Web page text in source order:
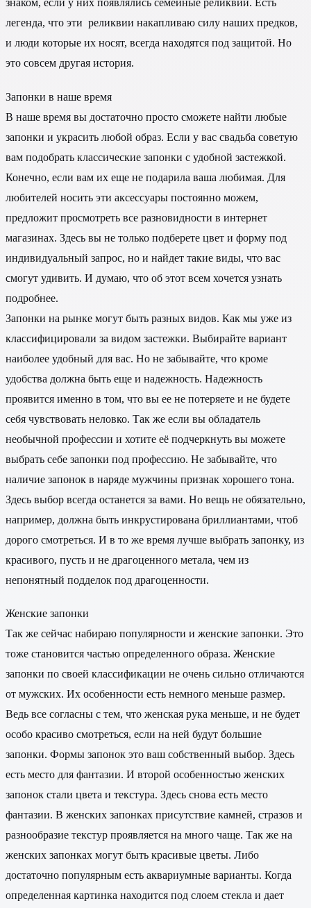
знаком, если у них появлялись семейные реликвии. Есть
легенда, что эти реликвии накапливаю силу наших предков,
и люди которые их носят, всегда находятся под защитой. Но
это совсем другая история.
Запонки в наше время
В наше время вы достаточно просто сможете найти любые
запонки и украсить любой образ. Если у вас свадьба советую
вам подобрать классические запонки с удобной застежкой.
Конечно, если вам их еще не подарила ваша любимая. Для
любителей носить эти аксессуары постоянно можем,
предложит просмотреть все разновидности в интернет
магазинах. Здесь вы не только подберете цвет и форму под
индивидуальный запрос, но и найдет такие виды, что вас
смогут удивить. И думаю, что об этот всем хочется узнать
подробнее.
Запонки на рынке могут быть разных видов. Как мы уже из
классифицировали за видом застежки. Выбирайте вариант
наиболее удобный для вас. Но не забывайте, что кроме
удобства должна быть еще и надежность. Надежность
проявится именно в том, что вы ее не потеряете и не будете
себя чувствовать неловко. Так же если вы обладатель
необычной профессии и хотите её подчеркнуть вы можете
выбрать себе запонки под профессию. Не забывайте, что
наличие запонок в наряде мужчины признак хорошего тона.
Здесь выбор всегда останется за вами. Но вещь не обязательно,
например, должна быть инкрустирована бриллиантами, чтоб
дорого смотреться. И в то же время лучше выбрать запонку, из
красивого, пусть и не драгоценного метала, чем из
непонятный подделок под драгоценности.
Женские запонки
Так же сейчас набираю популярности и женские запонки. Это
тоже становится частью определенного образа. Женские
запонки по своей классификации не очень сильно отличаются
от мужских. Их особенности есть немного меньше размер.
Ведь все согласны с тем, что женская рука меньше, и не будет
особо красиво смотреться, если на ней будут большие
запонки. Формы запонок это ваш собственный выбор. Здесь
есть место для фантазии. И второй особенностью женских
запонок стали цвета и текстура. Здесь снова есть место
фантазии. В женских запонках присутствие камней, стразов и
разнообразие текстур проявляется на много чаще. Так же на
женских запонках могут быть красивые цветы. Либо
достаточно популярным есть аквариумные варианты. Когда
определенная картинка находится под слоем стекла и дает